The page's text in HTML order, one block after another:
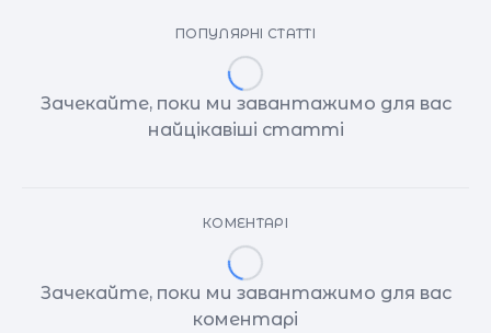
ПОПУЛЯРНІ СТАТТІ
Зачекайте, поки ми завантажимо для вас
найцікавіші статті
КОМЕНТАРІ
Зачекайте, поки ми завантажимо для вас
коментарі